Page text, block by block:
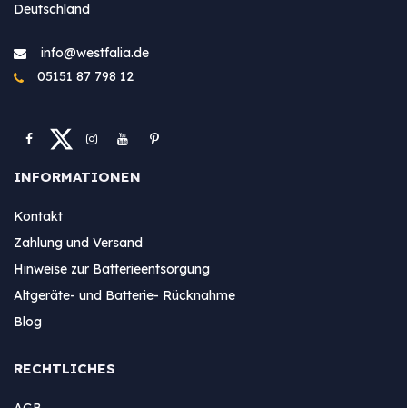
Deutschland
info@westfa​lia.de
05151 87 798 12
INFORMATIONEN
Kontakt
Zahlung und Versand
Hinweise zur Batterieentsorgung
Altgeräte- und Batterie- Rücknahme
Blog
RECHTLICHES